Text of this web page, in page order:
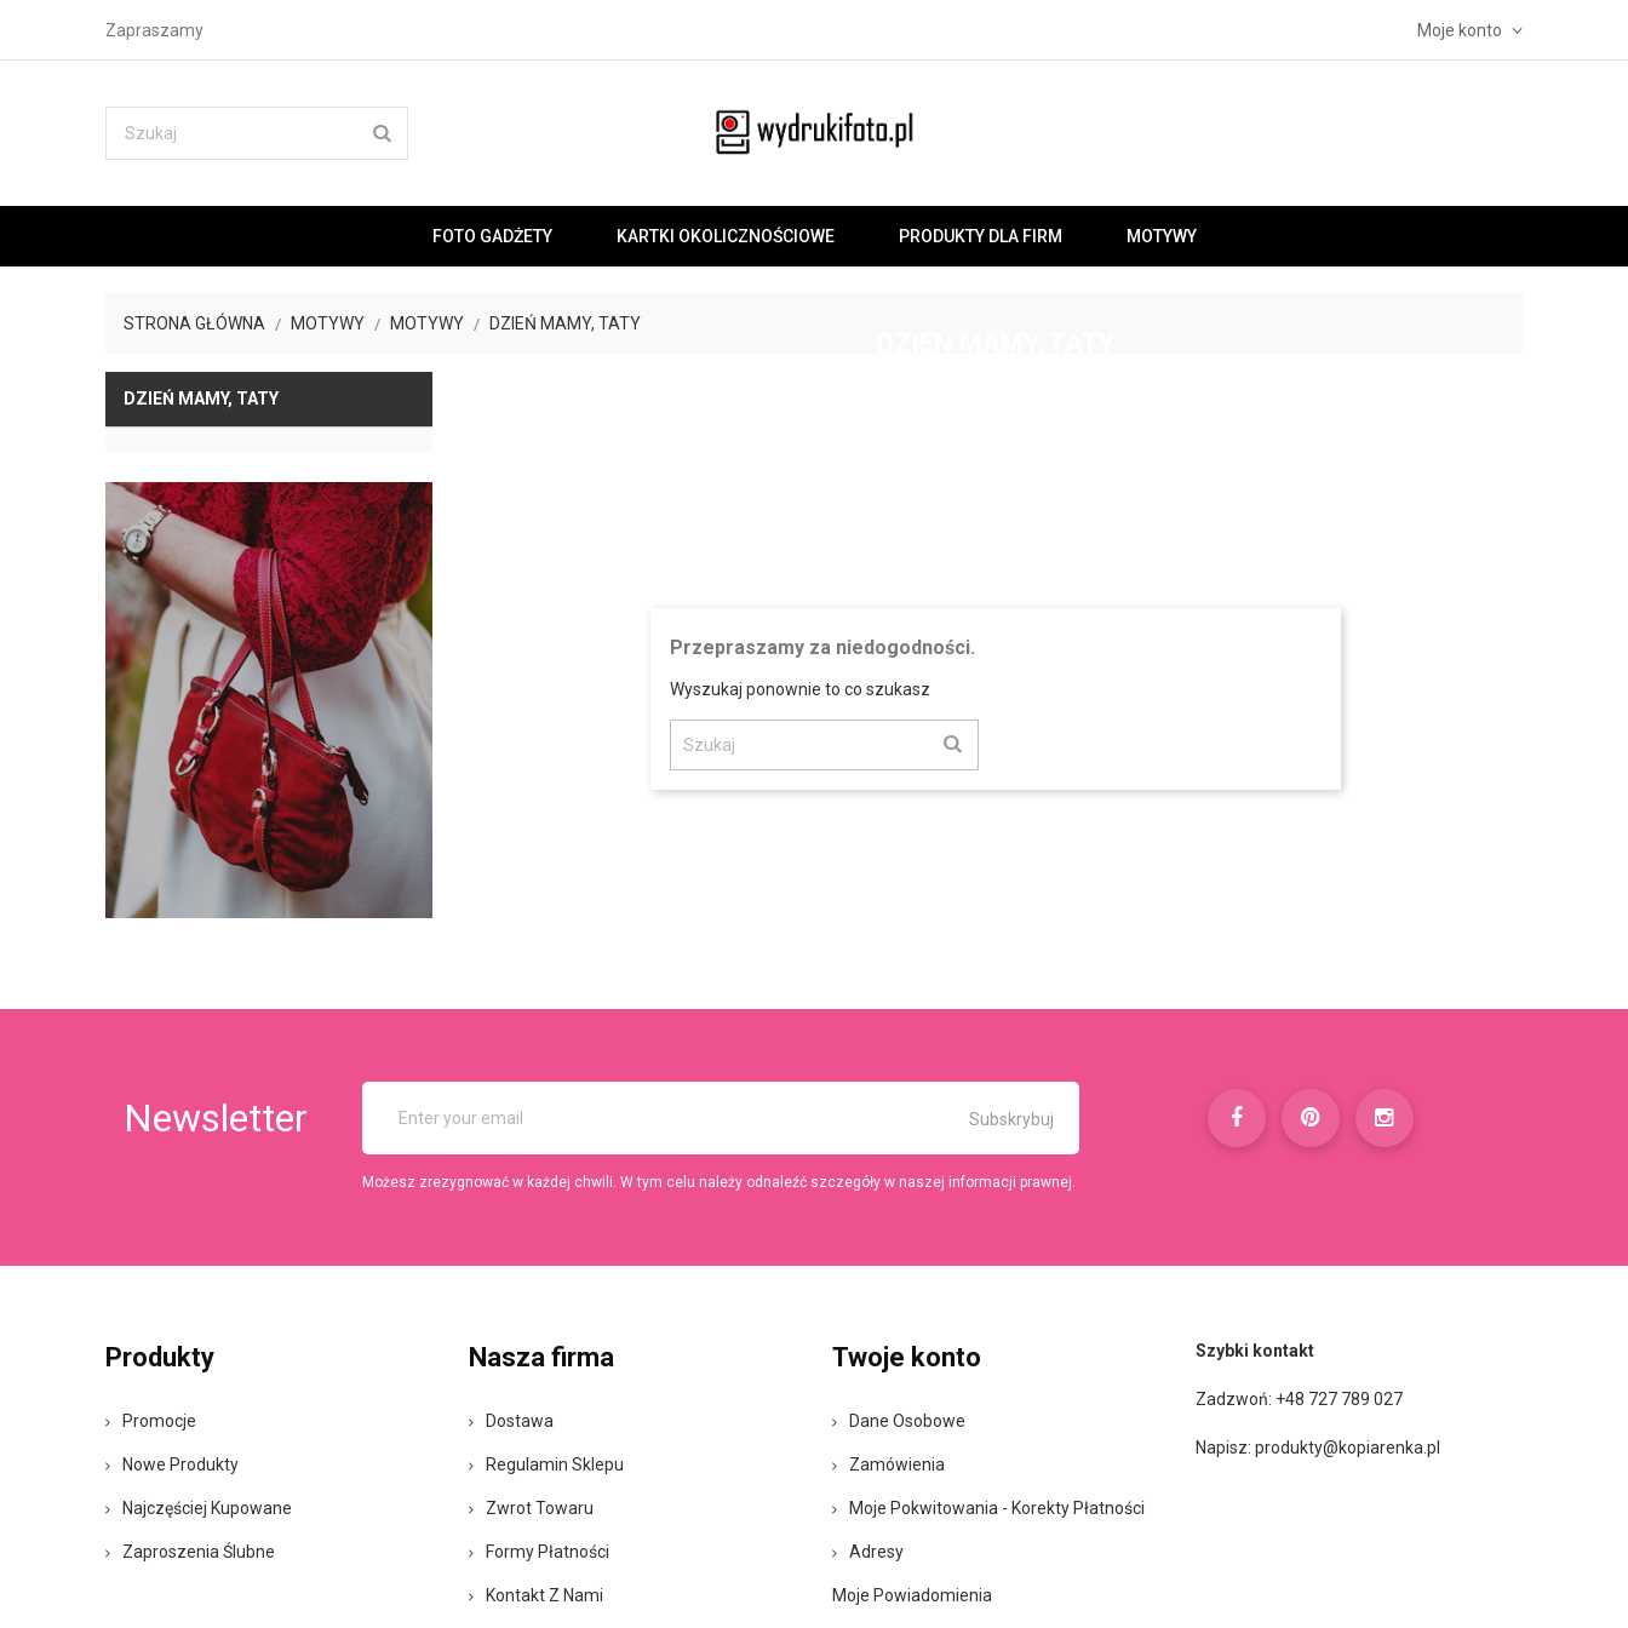
Zapraszamy Moje konto
FOTO GADŻETY KARTKI OKOLICZNOŚCIOWE PRODUKTY DLA FIRM MOTYWY
STRONA GŁÓWNA MOTYWY MOTYWY DZIEŃ MAMY, TATY
DZIEŃ MAMY, TATY
Przepraszamy za niedogodności.
Wyszukaj ponownie to co szukasz
Newsletter
Możesz zrezygnować w każdej chwili. W tym celu należy odnaleźć szczegóły w naszej informacji prawnej.
Produkty
Promocje
Nowe Produkty
Najczęściej Kupowane
Zaproszenia Ślubne
Nasza firma
Dostawa
Regulamin Sklepu
Zwrot Towaru
Formy Płatności
Kontakt Z Nami
Twoje konto
Dane Osobowe
Zamówienia
Moje Pokwitowania - Korekty Płatności
Adresy
Moje Powiadomienia
Szybki kontakt
Zadzwoń: +48 727 789 027
Napisz: produkty@kopiarenka.pl